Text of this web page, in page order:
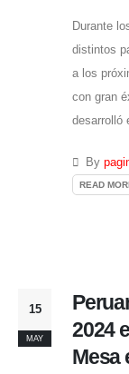
Durante
distintos
a los
con gran
desarrolló
By
READ
15
MAY
2024
Mesa